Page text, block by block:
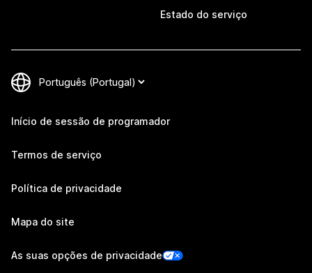
Estado do serviço
Início de sessão de programador
Termos de serviço
Política de privacidade
Mapa do site
As suas opções de privacidade